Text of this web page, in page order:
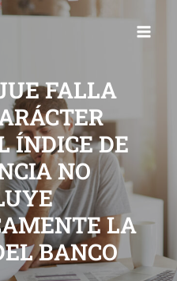
FALLA
ÍNDICE DE
NO
LA
BANCO